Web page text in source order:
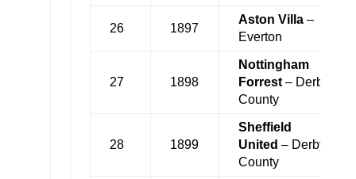
26 1897
Aston Villa–
Everton
27 1898
Nottingham
Forrest– Derby
County
28 1899
Sheffield
United – Derby
County